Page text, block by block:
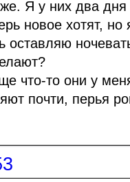
же. Я у них два дня
новое хотят,
оставляю
что-то они у
почти, перья